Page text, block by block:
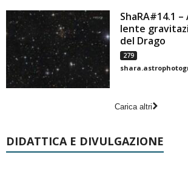
ShaRA#14.1
lente
del Drago
279
Carica altri
DIDATTICA E DIVULGAZIONE